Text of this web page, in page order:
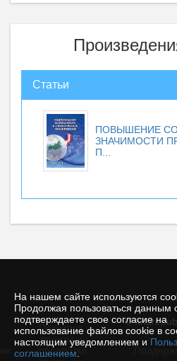
На нашем сайте используются
Продолжая пользоваться данным
подтверждаете свое согласие на
использование файлов cookie в
настоящим уведомлением и
соглашением
Статьи
ПОВЫШЕНИЕ
ЗНАЧИМОСТИ
П...
©
Политика
защиты и
обработки